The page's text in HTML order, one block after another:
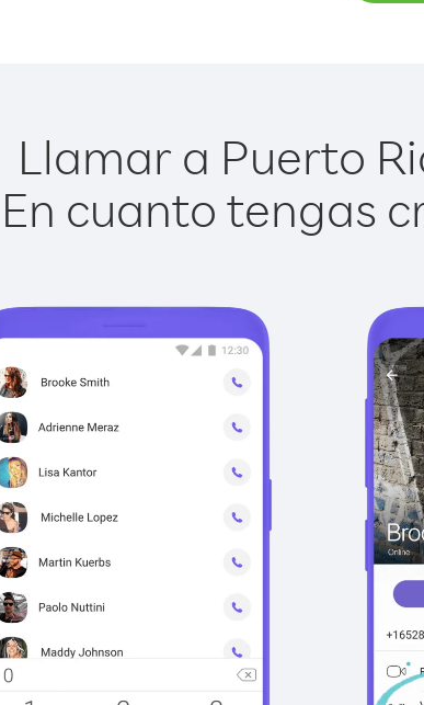
Llamar a Puerto
En cuanto tengas